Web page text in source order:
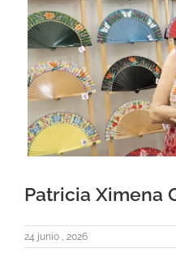
Patricia Ximena
24 junio , 2026